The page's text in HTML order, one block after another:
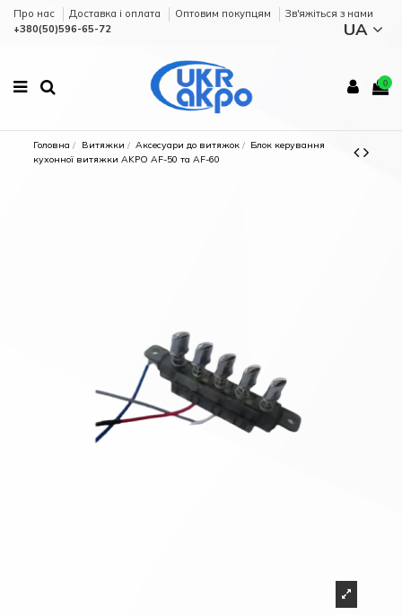
Про нас Доставка і оплата Оптовим покупцям
Зв'яжіться з нами
+380(50)596-65-72
UA
0
Головна Витяжки Аксесуари до витяжок
Блок керування
кухонної витяжки AKPO AF-50 та AF-60